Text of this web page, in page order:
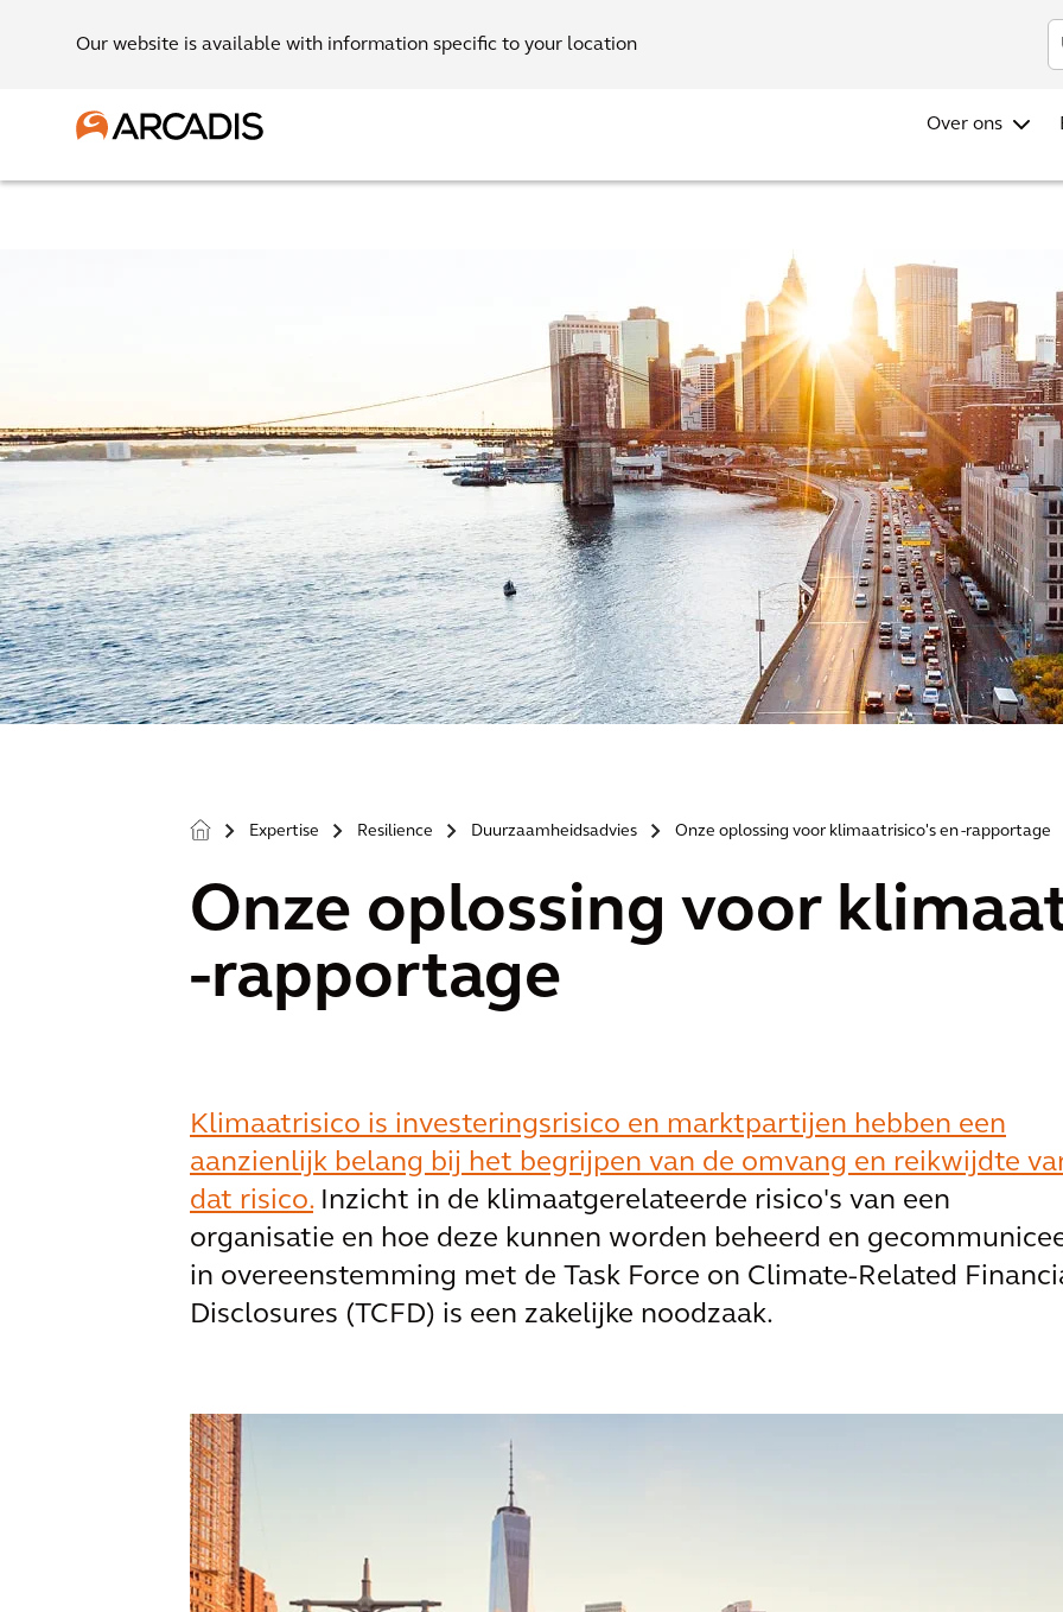
Our website is available with information specific to your location
Over ons
> Expertise > Resilience > Duurzaamheidsadvies > Onze oplossing voor klimaatrisico's en -rapportage
Onze oplossing voor
-rapportage
Klimaatrisico is investeringsrisico en marktpartijen hebben een
aanzienlijk belang bij het begrijpen van de omvang en reikwijdte
dat risico.Inzicht in de klimaatgerelateerde risico's van een
organisatie en hoe deze kunnen worden beheerd en
in overeenstemming met de Task Force on Climate-Related
Disclosures (TCFD) is een zakelijke noodzaak.